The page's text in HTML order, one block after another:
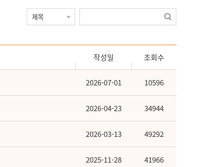
작성일 조회수
2026-07-01 10596
2026-04-23 34944
2026-03-13 49292
2025-11-28 41966